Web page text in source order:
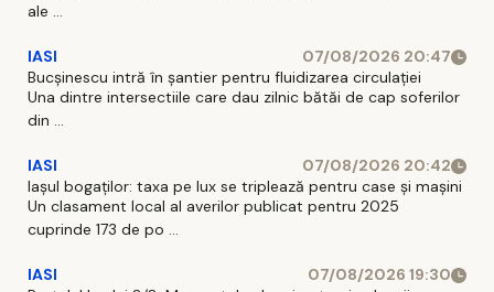
ale ...
IASI
07/08/2026 20:47
Bucșinescu intră în șantier pentru fluidizarea circulației
Una dintre intersectiile care dau zilnic bătăi de cap soferilor
din ...
IASI
07/08/2026 20:42
Iașul bogaților: taxa pe lux se triplează pentru case și mașini
Un clasament local al averilor publicat pentru 2025
cuprinde 173 de po ...
IASI
07/08/2026 19:30